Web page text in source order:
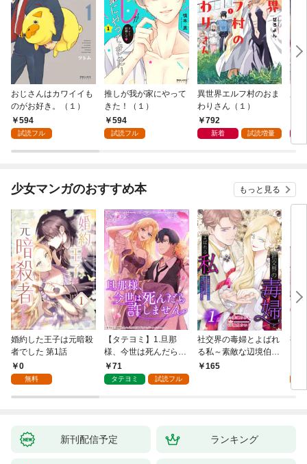
おじさんはカワイイも
のがお好き。（１）
594
試読フル
推しが我が家にやって
きた！（１）
594
試読フル
異世界エルフ村のおま
わりさん（１）
792
新着 試読増量
少女マンガのおすすめ本 もっと見る
婚約した王子は元暗殺
者でした 第1話
0
無料
【タテヨミ】1.旦那
様、今世は死んだら許
しません
71
タテヨミ 試読フル
社交界の毒婦とよばれ
る私～素敵な辺境伯令
息に腕を折られたの
165
視
新刊配信予定 ランキング